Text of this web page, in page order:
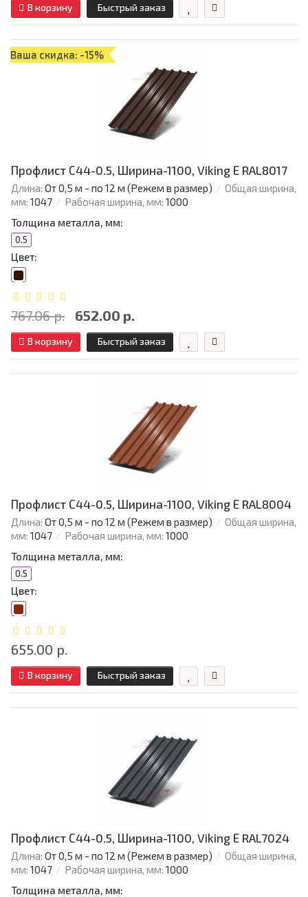
В корзину Быстрый заказ
Ваша скидка: -15%
Профлист С44-0.5, Ширина-1100, Viking Е RAL8017
Длина: От 0,5 м - по 12 м (Режем в размер)
Общая ширина,
мм: 1047 Рабочая ширина, мм: 1000
Толщина металла, мм:
0.5
Цвет:
767.06 р. 652.00 р.
В корзину Быстрый заказ
Профлист С44-0.5, Ширина-1100, Viking Е RAL8004
Длина: От 0,5 м - по 12 м (Режем в размер)
Общая ширина,
мм: 1047 Рабочая ширина, мм: 1000
Толщина металла, мм:
0.5
Цвет:
655.00 р.
В корзину Быстрый заказ
Профлист С44-0.5, Ширина-1100, Viking Е RAL7024
Длина: От 0,5 м - по 12 м (Режем в размер)
Общая ширина,
мм: 1047 Рабочая ширина, мм: 1000
Толщина металла, мм: